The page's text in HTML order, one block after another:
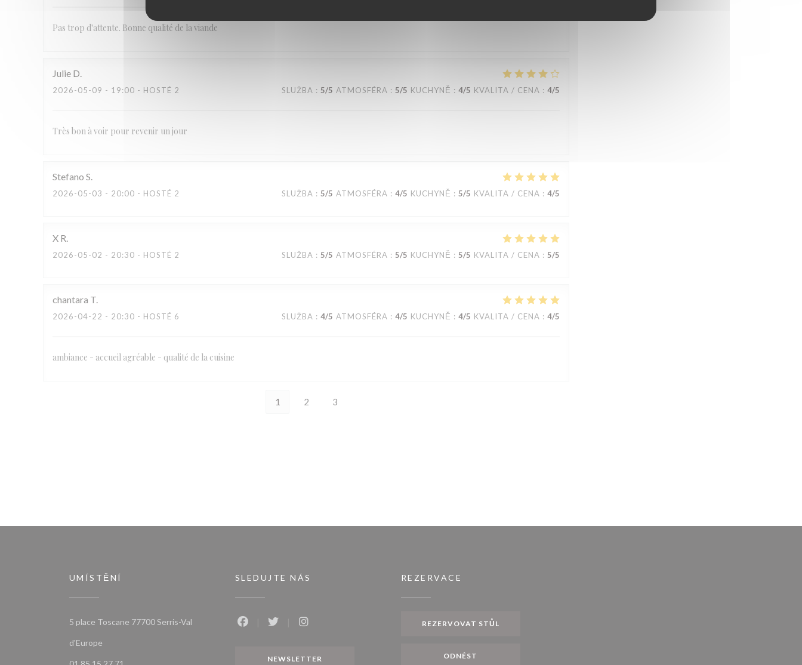
Pas trop d'attente. Bonne qualité de la viande
Julie D
2026-05-09 - 19:00 - HOSTÉ 2 SLUŽBA : 5/5 ATMOSFÉRA : 5/5 KUCHYNĚ : 4/5 KVALITA / CENA : 4/5
Très bon à voir pour revenir un jour
Stefano S
2026-05-03 - 20:00 - HOSTÉ 2 SLUŽBA : 5/5 ATMOSFÉRA : 4/5 KUCHYNĚ : 5/5 KVALITA / CENA : 4/5
X R
2026-05-02 - 20:30 - HOSTÉ 2 SLUŽBA : 5/5 ATMOSFÉRA : 5/5 KUCHYNĚ : 5/5 KVALITA / CENA : 5/5
chantara T
2026-04-22 - 20:30 - HOSTÉ 6 SLUŽBA : 4/5 ATMOSFÉRA : 4/5 KUCHYNĚ : 4/5 KVALITA / CENA : 4/5
ambiance - accueil agréable - qualité de la cuisine
1 2 3
UMÍSTĚNÍ
5 place Toscane 77700 Serris-Val
d'Europe((otevře se v novém okně))
SLEDUJTE NÁS
NEWSLETTER
REZERVACE
REZERVOVAT STŮL
ODNÉST